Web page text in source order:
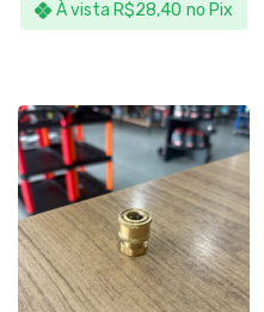
À vista R$28,40 no Pix